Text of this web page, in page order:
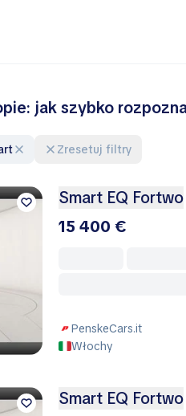
jak szybko
Zresetuj filtry
Smart EQ Fortwo
15 400 €
PenskeCars.it
Włochy
Smart EQ Fortwo